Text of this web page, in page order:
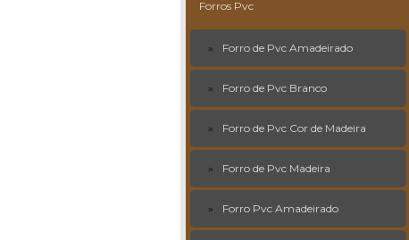
Forros Pvc
Forro de Pvc Amadeirado
Forro de Pvc Branco
Forro de Pvc Cor de Madeira
Forro de Pvc Madeira
Forro Pvc Amadeirado